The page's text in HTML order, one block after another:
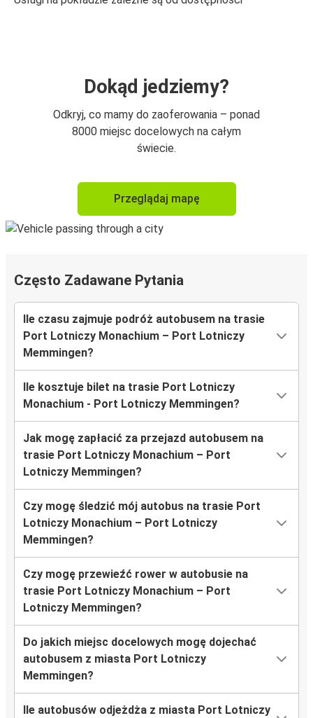
Dokąd jedziemy?
Odkryj, co mamy do zaoferowania – ponad
8000 miejsc docelowych na całym
świecie.
Przeglądaj mapę
Często Zadawane Pytania
Ile czasu zajmuje podróż autobusem na trasie
Port Lotniczy Monachium – Port Lotniczy
Memmingen?
Ile kosztuje bilet na trasie Port Lotniczy
Monachium - Port Lotniczy Memmingen?
Jak mogę zapłacić za przejazd autobusem na
trasie Port Lotniczy Monachium – Port
Lotniczy Memmingen?
Czy mogę śledzić mój autobus na trasie Port
Lotniczy Monachium – Port Lotniczy
Memmingen?
Czy mogę przewieźć rower w autobusie na
trasie Port Lotniczy Monachium – Port
Lotniczy Memmingen?
Do jakich miejsc docelowych mogę dojechać
autobusem z miasta Port Lotniczy
Memmingen?
Ile autobusów odjeżdża z miasta Port Lotniczy